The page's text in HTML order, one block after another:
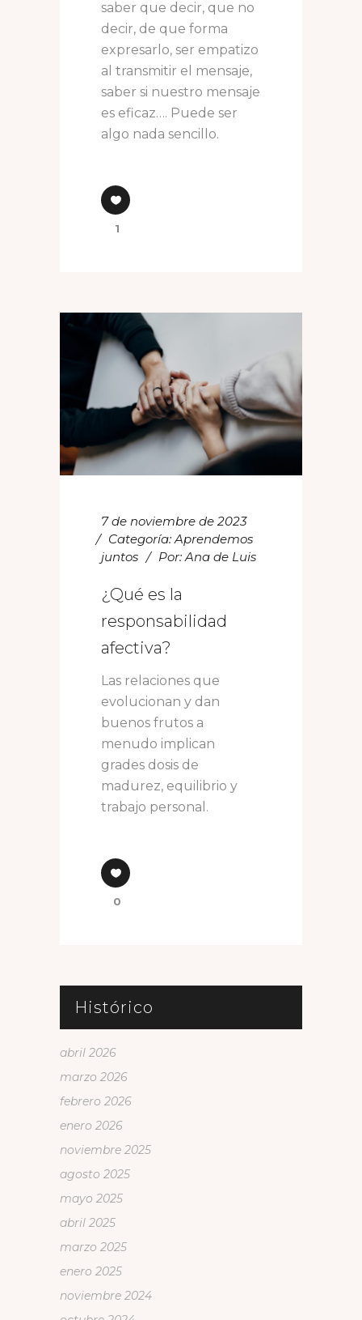
saber que decir, que no
decir, de que forma
expresarlo, ser empatizo
al transmitir el mensaje,
saber si nuestro mensaje
es eficaz…. Puede ser
algo nada sencillo.
1
7 de noviembre de 2023
Categoría: Aprendemos
juntos
Por: Ana de Luis
¿Qué es la
responsabilidad
afectiva?
Las relaciones que
evolucionan y dan
buenos frutos a
menudo implican
grades dosis de
madurez, equilibrio y
trabajo personal.
0
Histórico
abril 2026
marzo 2026
febrero 2026
enero 2026
noviembre 2025
agosto 2025
mayo 2025
abril 2025
marzo 2025
enero 2025
noviembre 2024